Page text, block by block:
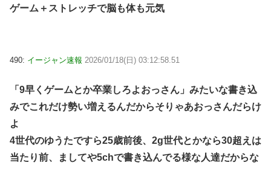
ゲーム＋ストレッチで脳も体も元気
490: イージャン速報 2026/01/18(日) 03:12:58.51
「9早くゲームとか卒業しろよおっさん」みたいな書き込
みでこれだけ勢い増えるんだからそりゃあおっさんだらけ
よ
4世代のゆうたですら25歳前後、2g世代とかなら30超えは
当たり前、ましてや5chで書き込んでる様な人達だからな